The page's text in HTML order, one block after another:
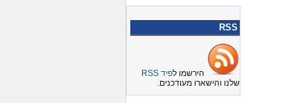
RSS
הירשמו לפיד RSS
שלנו והישארו מעודכנים.